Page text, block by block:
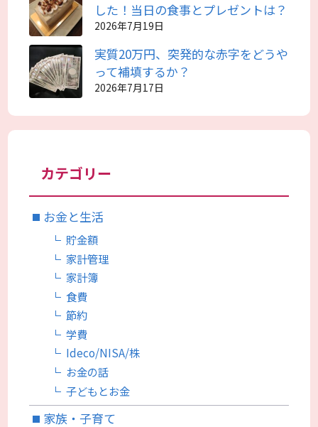
した！当日の食事とプレゼントは？
2026年7月19日
実質20万円、突発的な赤字をどうや
って補填するか？
2026年7月17日
カテゴリー
お金と生活
貯金額
家計管理
家計簿
食費
節約
学費
Ideco/NISA/株
お金の話
子どもとお金
家族・子育て